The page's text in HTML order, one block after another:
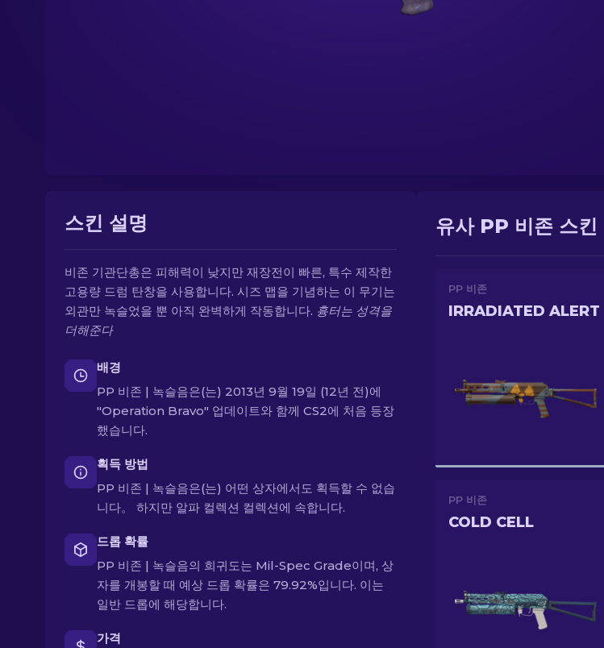
스킨 설명
비존 기관단총은 피해력이 낮지만 재장전이 빠른, 특수 제작한
고용량 드럼 탄창을 사용합니다. 시즈 맵을 기념하는 이 무기는
외관만 녹슬었을 뿐 아직 완벽하게 작동합니다. 흉터는 성격을
더해준다
배경
PP 비존 | 녹슬음은(는) 2013년 9월 19일 (12년 전)에
"Operation Bravo" 업데이트와 함께 CS2에 처음 등장
했습니다.
획득 방법
PP 비존 | 녹슬음은(는) 어떤 상자에서도 획득할 수 없습
니다。 하지만 알파 컬렉션 컬렉션에 속합니다.
드롭 확률
PP 비존 | 녹슬음의 희귀도는 Mil-Spec Grade이며, 상
자를 개봉할 때 예상 드롭 확률은 79.92%입니다. 이는
일반 드롭에 해당합니다.
가격
유사 PP 비존 스킨
PP 비존
IRRADIATED ALERT
PP 비존
COLD CELL